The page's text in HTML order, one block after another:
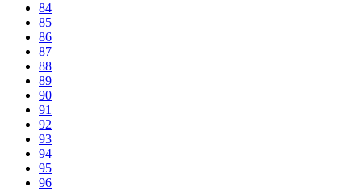
84
85
86
87
88
89
90
91
92
93
94
95
96